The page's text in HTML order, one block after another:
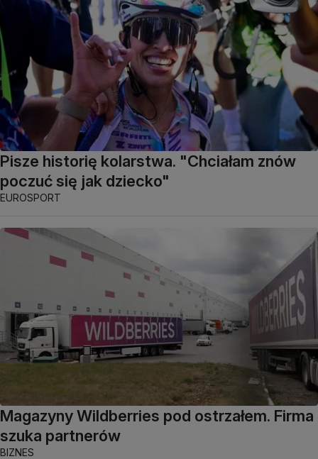
Pisze historię kolarstwa. "Chciałam znów
poczuć się jak dziecko"
EUROSPORT
Magazyny Wildberries pod ostrzałem. Firma
szuka partnerów
BIZNES